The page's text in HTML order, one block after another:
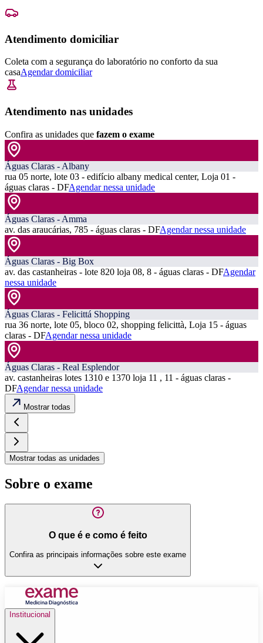
Atendimento domiciliar
Coleta com a segurança do laboratório no conforto da sua
casaAgendar domiciliar
Atendimento nas unidades
Confira as unidades que fazem o exame
Águas Claras - Albany
rua 05 norte, lote 03 - edifício albany medical center, Loja 01 -
águas claras - DFAgendar nessa unidade
Águas Claras - Amma
av. das araucárias, 785 - águas claras - DFAgendar nessa unidade
Águas Claras - Big Box
av. das castanheiras - lote 820 loja 08, 8 - águas claras - DFAgendar
nessa unidade
Águas Claras - Felicittá Shopping
rua 36 norte, lote 05, bloco 02, shopping felicittà, Loja 15 - águas
claras - DFAgendar nessa unidade
Águas Claras - Real Esplendor
av. castanheiras lotes 1310 e 1370 loja 11 , 11 - águas claras -
DFAgendar nessa unidade
Mostrar todas
Mostrar todas as unidades
Sobre o exame
O que é e como é feito
Confira as principais informações sobre este exame
Institucional